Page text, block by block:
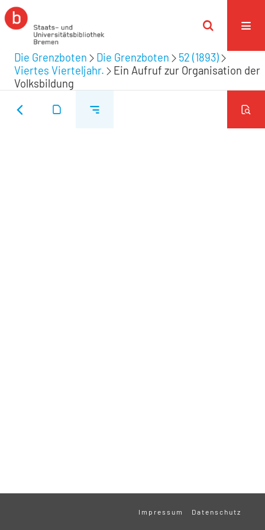
Die Grenzboten Die Grenzboten
52 (1893)
Viertes Vierteljahr.
Ein Aufruf zur Organisation der
Volksbildung
Impressum Datenschutz